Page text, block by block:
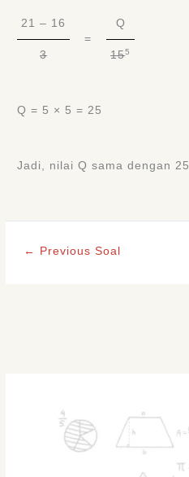
21 – 16
3
=
Q
155
Q = 5 × 5 = 25
Jadi, nilai Q sama dengan 25.
← Previous Soal